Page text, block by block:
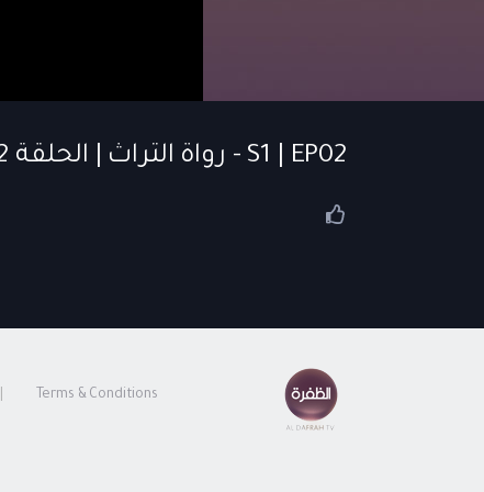
S1 | EP02 - رواة التراث | الحلقة 02
Terms & Conditions